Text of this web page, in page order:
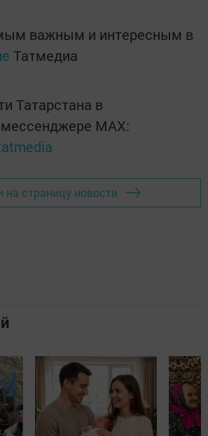
важным и интересным в
Татмедиа
Татарстана в
MАХ:
на страницу новости